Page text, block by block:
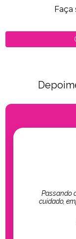
Faça
Passando
cuidado,